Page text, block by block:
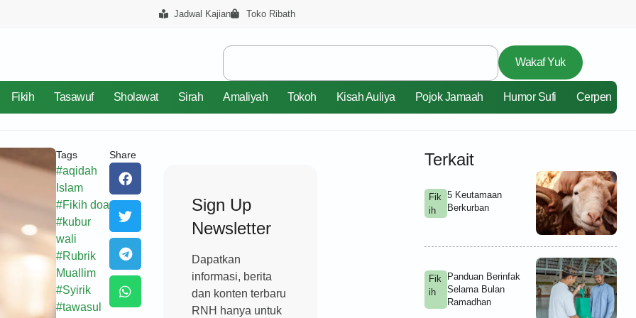
Jadwal Kajian Toko Ribath
Wakaf Yuk
Fikih Tasawuf Sholawat Sirah Amaliyah Tokoh Kisah Auliya Pojok Jamaah Humor Sufi Cerpen
Tags
#aqidah
Islam
#Fikih doa
#kubur
wali
#Rubrik
Muallim
#Syirik
#tawasul
Share
Sign Up
Newsletter
Dapatkan
informasi, berita
dan konten terbaru
RNH hanya untuk
Terkait
Fik
ih
5 Keutamaan
Berkurban
Fik
ih
Panduan Berinfak
Selama Bulan
Ramadhan